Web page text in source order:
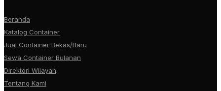
Beranda
Katalog Container
Jual Container Bekas/Baru
Sewa Container Bulanan
Direktori Wilayah
Tentang Kami